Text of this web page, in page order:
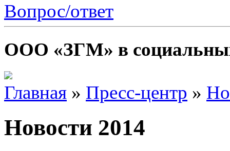
Вопрос/ответ
ООО «ЗГМ» в
Главная » Пресс-центр »
Новости 2014